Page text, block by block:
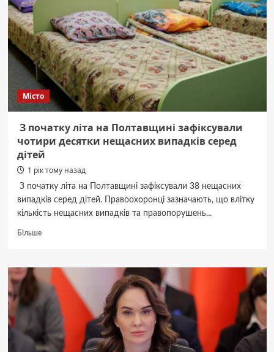
людей
у
лікарні
Місто
З початку літа на Полтавщині зафіксували
чотири десятки нещасних випадків серед
дітей
1 рік тому назад
З початку літа на Полтавщині зафіксували 38 нещасних
випадків серед дітей. Правоохоронці зазначають, що влітку
кількість нещасних випадків та правопорушень...
БільшеДокладніше
початку
Полтавщині
зафіксували
десятки
нещасних